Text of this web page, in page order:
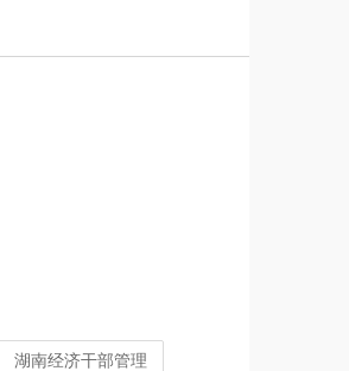
湖南经济干部管理